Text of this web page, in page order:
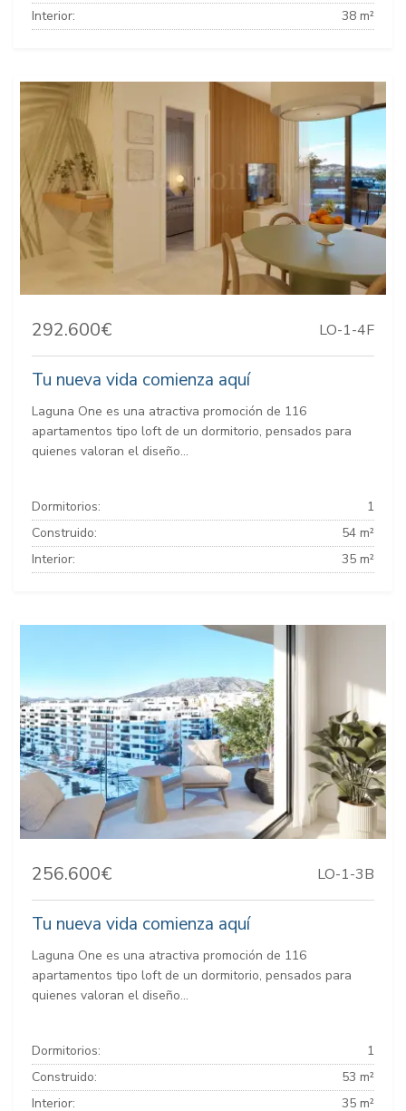
Interior:
38 m²
292.600€ LO-1-4F
Tu nueva vida comienza aquí
Laguna One es una atractiva promoción de 116
apartamentos tipo loft de un dormitorio, pensados para
quienes valoran el diseño...
Dormitorios:
1
Construido:
54 m²
Interior:
35 m²
256.600€ LO-1-3B
Tu nueva vida comienza aquí
Laguna One es una atractiva promoción de 116
apartamentos tipo loft de un dormitorio, pensados para
quienes valoran el diseño...
Dormitorios:
1
Construido:
53 m²
Interior:
35 m²